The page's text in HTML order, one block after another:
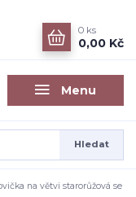
Menu
Hledat
0 ks
0,00 Kč
na větvi starorůžová se